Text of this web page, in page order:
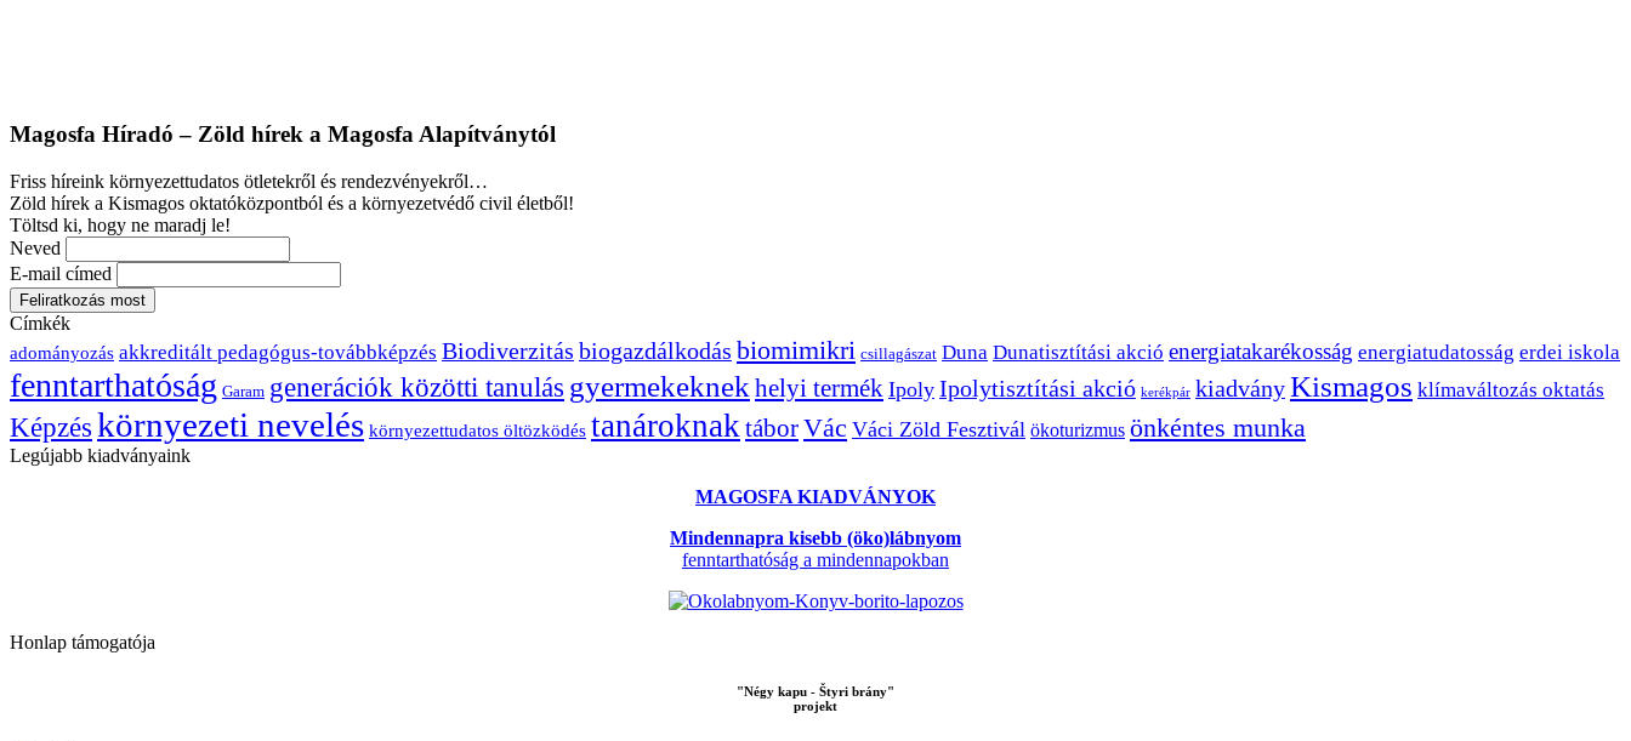
Magosfa Híradó – Zöld hírek a Magosfa Alapítványtól
Friss híreink környezettudatos ötletekről és rendezvényekről…
Zöld hírek a Kismagos oktatóközpontból és a környezetvédő civil életből!
Töltsd ki, hogy ne maradj le!
Neved
E-mail címed
Címkék
adományozás akkreditált pedagógus-továbbképzés Biodiverzitás biogazdálkodás biomimikri csillagászat Duna Dunatisztítási akció energiatakarékosság energiatudatosság erdei iskola
fenntarthatóság Garam generációk közötti tanulás gyermekeknek helyi termék Ipoly Ipolytisztítási akció kerékpár kiadványKismagos klímaváltozás oktatás
Képzés környezeti nevelés környezettudatos öltözködés tanároknak táborVác Váci Zöld Fesztivál ökoturizmus önkéntes munka
Legújabb kiadványaink
MAGOSFA KIADVÁNYOK
Mindennapra kisebb (öko)lábnyom
fenntarthatóság a mindennapokban
Honlap támogatója
"Négy kapu - Štyri brány"
projekt